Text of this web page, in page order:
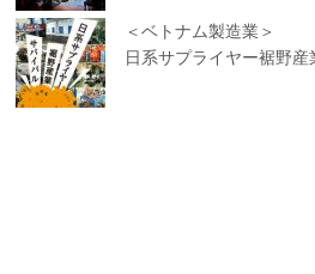
＜ベトナム製造業＞
日系サプライヤー裾野